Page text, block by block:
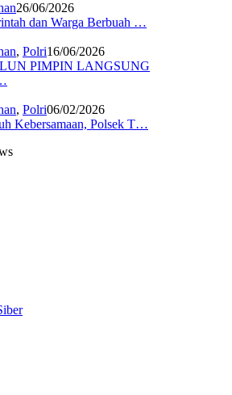
26/06/2026
dan Warga Berbuah …
, Polri16/06/2026
PIMPIN LANGSUNG
, Polri06/02/2026
Kebersamaan, Polsek T…